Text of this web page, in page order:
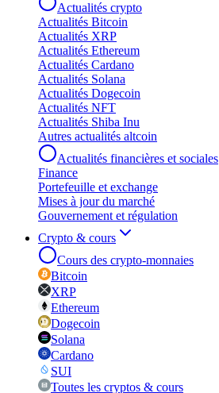
Actualités crypto
Actualités Bitcoin
Actualités XRP
Actualités Ethereum
Actualités Cardano
Actualités Solana
Actualités Dogecoin
Actualités NFT
Actualités Shiba Inu
Autres actualités altcoin
Actualités financières et sociales
Finance
Portefeuille et exchange
Mises à jour du marché
Gouvernement et régulation
Crypto & cours
Cours des crypto-monnaies
Bitcoin
XRP
Ethereum
Dogecoin
Solana
Cardano
SUI
Toutes les cryptos & cours